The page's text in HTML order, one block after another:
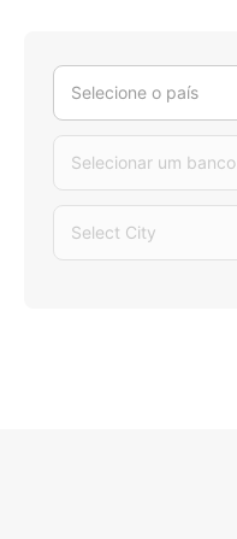
Selecione o país
Selecionar um banco
Select City